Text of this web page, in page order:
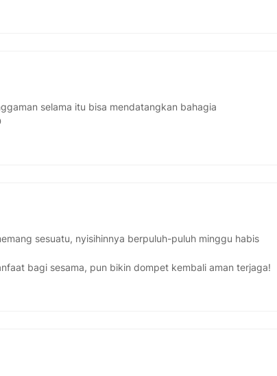
selama itu bisa mendatangkan bahagia
sesuatu, nyisihinnya berpuluh-puluh minggu habis
bagi sesama, pun bikin dompet kembali aman terjaga!